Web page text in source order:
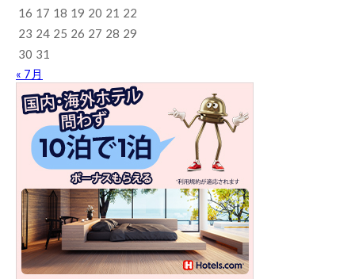
16 17 18 19 20 21 22
23 24 25 26 27 28 29
30 31
« 7月